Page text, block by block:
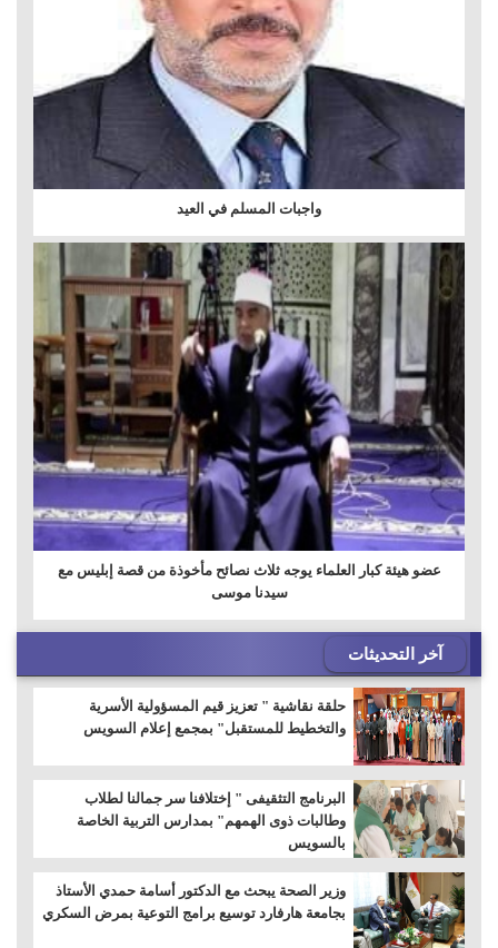
واجبات المسلم في العيد
عضو هيئة كبار العلماء يوجه ثلاث نصائح مأخوذة من قصة إبليس مع
سيدنا ‏موسى
آخر التحديثات
حلقة نقاشية " تعزيز قيم المسؤولية الأسرية
والتخطيط للمستقبل" بمجمع إعلام السويس
البرنامج التثقيفى " إختلافنا سر جمالنا لطلاب
وطالبات ذوى الهمهم" بمدارس التربية الخاصة
بالسويس
وزير الصحة يبحث مع الدكتور أسامة حمدي الأستاذ
بجامعة هارفارد توسيع برامج التوعية بمرض السكري